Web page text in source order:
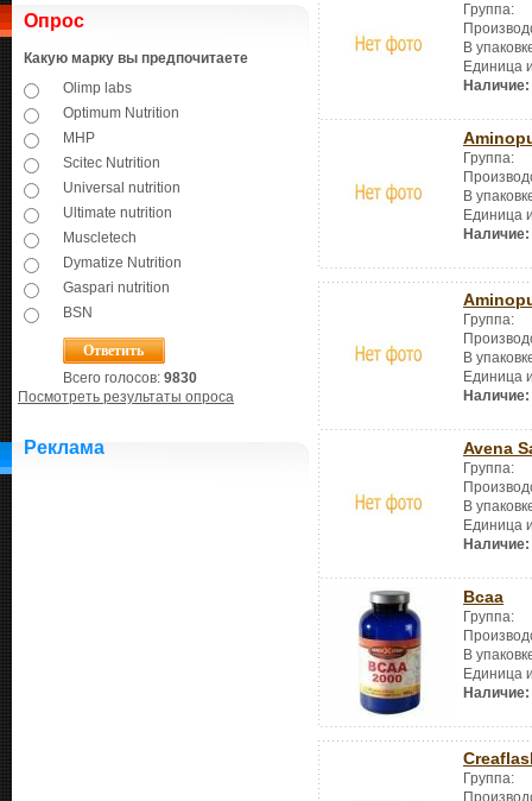
Опрос
Какую марку вы предпочитаете
Olimp labs
Optimum Nutrition
MHP
Scitec Nutrition
Universal nutrition
Ultimate nutrition
Muscletech
Dymatize Nutrition
Gaspari nutrition
BSN
Всего голосов: 9830
Посмотреть результаты опроса
Реклама
Группа:
В
Единица
Наличие:
Группа:
В
Единица
Наличие:
Группа:
В
Единица
Наличие:
Avena
Группа:
В
Единица
Наличие:
Bcaa
Группа:
В
Единица
Наличие:
Группа: